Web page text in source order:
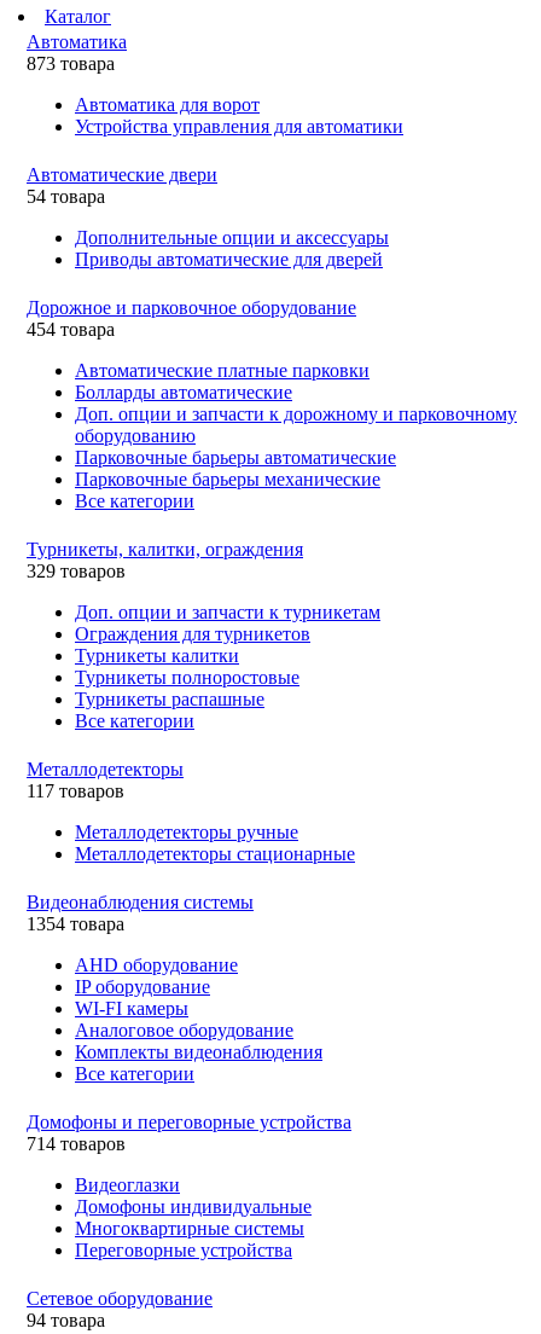
Каталог
Автоматика
873 товара
Автоматика для ворот
Устройства управления для автоматики
Автоматические двери
54 товара
Дополнительные опции и аксессуары
Приводы автоматические для дверей
Дорожное и парковочное оборудование
454 товара
Автоматические платные парковки
Болларды автоматические
Доп. опции и запчасти к дорожному и парковочному
оборудованию
Парковочные барьеры автоматические
Парковочные барьеры механические
Все категории
Турникеты, калитки, ограждения
329 товаров
Доп. опции и запчасти к турникетам
Ограждения для турникетов
Турникеты калитки
Турникеты полноростовые
Турникеты распашные
Все категории
Металлодетекторы
117 товаров
Металлодетекторы ручные
Металлодетекторы стационарные
Видеонаблюдения cистемы
1354 товара
AHD оборудование
IP оборудование
WI-FI камеры
Аналоговое оборудование
Комплекты видеонаблюдения
Все категории
Домофоны и переговорные устройства
714 товаров
Видеоглазки
Домофоны индивидуальные
Многоквартирные системы
Переговорные устройства
Сетевое оборудование
94 товара